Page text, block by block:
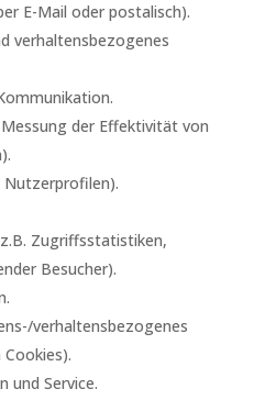
E-Mail oder postalisch).
verhaltensbezogenes
der Effektivität von
Nutzerprofilen).
Zugriffsstatistiken,
Besucher).
verhaltensbezogenes
und Service.